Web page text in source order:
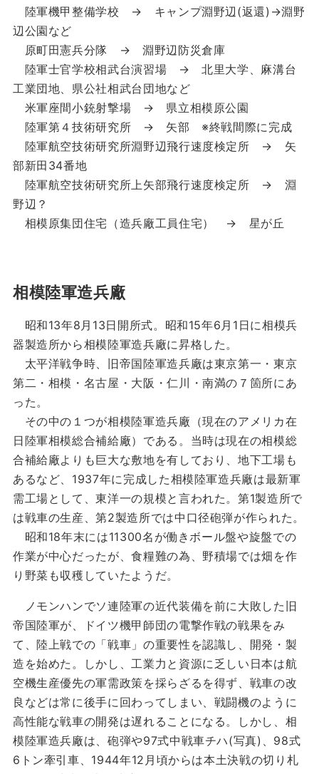
陸軍機甲整備学校 → キャンプ淵野辺(返還)→淵野
辺公園など
原町田憲兵分隊 → 淵野辺防災倉庫
陸軍士官学校相武台演習場 → 北里大学、麻溝台
工業団地、県公社相武台団地など
米軍座間小銃射撃場 → 県立相模原公園
陸軍第４技術研究所 → 矢部 ※終戦間際に完成
陸軍航空技術研究所淵野辺飛行速度検定所 → 矢
部新田34番地
陸軍航空技術研究所上矢部飛行速度検定所 → 淵
野辺？
相模原集団住宅（造兵廠工員住宅） → 星が丘
相模陸軍造兵廠
昭和13年8月13日開所式。昭和15年6月1日に相模兵
器製造所から相模陸軍造兵廠に昇格した。
太平洋戦争時、旧帝国陸軍造兵廠は東京第一・東京
第二・相模・名古屋・大阪・仁川・南満の７箇所にあ
った。
その中の１つが相模陸軍造兵廠（現在のアメリカ在
日陸軍相模総合補給廠）である。当時は現在の相模総
合補給廠よりも巨大な敷地を有しており、地下工場も
あるなど、1937年に完成した相模陸軍造兵廠は最新軍
需工場として、東洋一の規模と言われた。第1製造所で
は戦車の生産、第2製造所では中口径砲弾が作られた。
昭和18年末には11300名が働きボール盤や旋盤での
作業が中心だったが、食糧難の為、野積場では畑を作
り野菜も収穫していたようだ。
ノモンハンでソ連陸軍の近代装備を前に大敗した旧
帝国陸軍が、ドイツ機甲師団の電撃作戦の戦果をみ
て、陸上戦での「戦車」の重要性を認識し、開発・製
造を始めた。しかし、工業力と資源に乏しい日本は航
空機生産優先の軍需政策を採らざるを得ず、戦車の改
良などは常に後手に回わってしまい、戦闘機のように
高性能な戦車の開発は遅れることになる。しかし、相
模陸軍造兵廠は、砲弾や97式中戦車チハ(写真)、98式
6トン牽引車、1944年12月頃からは本土決戦の切り札